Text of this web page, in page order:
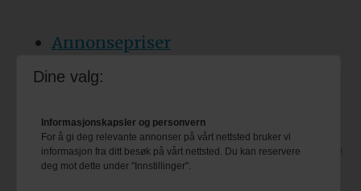
Annonsepriser
Tips oss
Besøk også bransjeforreningen VBL
sine egne nettsider: www.vbl.no
Dine valg:
Informasjonskapsler og personvern
For å gi deg relevante annonser på vårt nettsted bruker vi
informasjon fra ditt besøk på vårt nettsted. Du kan reservere
deg mot dette under "Innstillinger".